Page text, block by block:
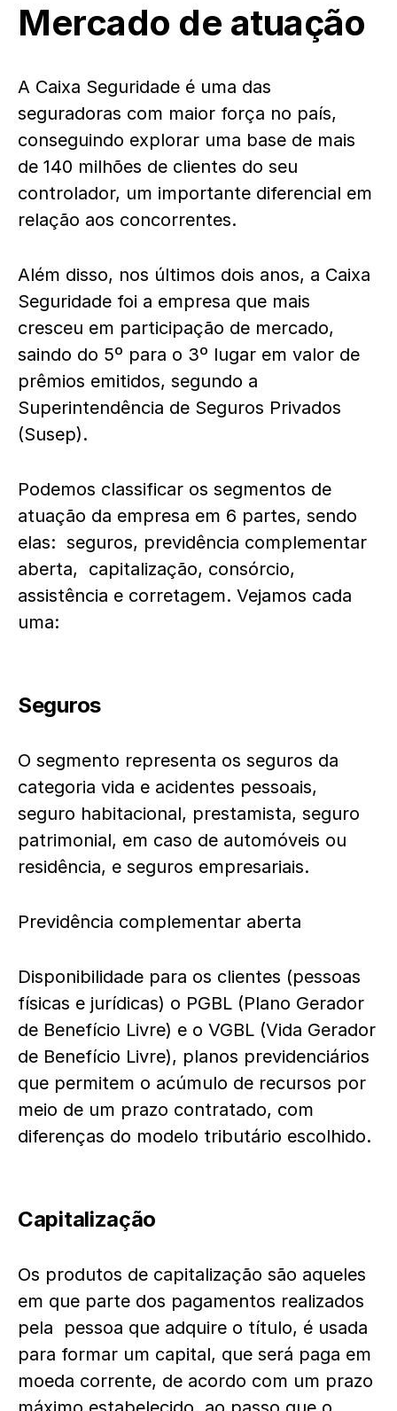
Mercado de atuação
A Caixa Seguridade é uma das
seguradoras com maior força no país,
conseguindo explorar uma base de mais
de 140 milhões de clientes do seu
controlador, um importante diferencial em
relação aos concorrentes.
Além disso, nos últimos dois anos, a Caixa
Seguridade foi a empresa que mais
cresceu em participação de mercado,
saindo do 5º para o 3º lugar em valor de
prêmios emitidos, segundo a
Superintendência de Seguros Privados
(Susep).
Podemos classificar os segmentos de
atuação da empresa em 6 partes, sendo
elas: seguros, previdência complementar
aberta, capitalização, consórcio,
assistência e corretagem. Vejamos cada
uma:
Seguros
O segmento representa os seguros da
categoria vida e acidentes pessoais,
seguro habitacional, prestamista, seguro
patrimonial, em caso de automóveis ou
residência, e seguros empresariais.
Previdência complementar aberta
Disponibilidade para os clientes (pessoas
físicas e jurídicas) o PGBL (Plano Gerador
de Benefício Livre) e o VGBL (Vida Gerador
de Benefício Livre), planos previdenciários
que permitem o acúmulo de recursos por
meio de um prazo contratado, com
diferenças do modelo tributário escolhido.
Capitalização
Os produtos de capitalização são aqueles
em que parte dos pagamentos realizados
pela pessoa que adquire o título, é usada
para formar um capital, que será paga em
moeda corrente, de acordo com um prazo